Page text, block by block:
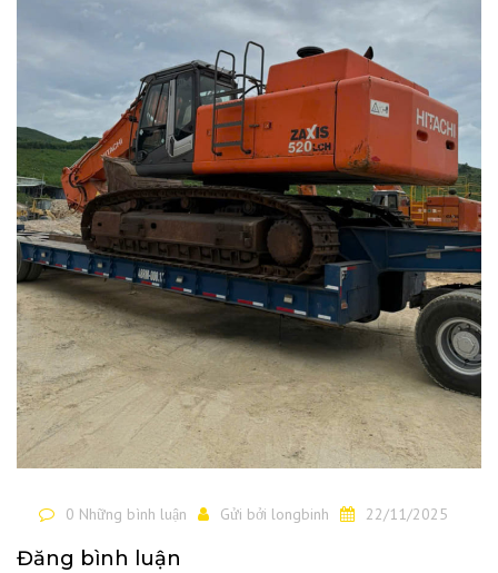
0 Những bình luận Gửi bởi longbinh 22/11/2025
Đăng bình luận